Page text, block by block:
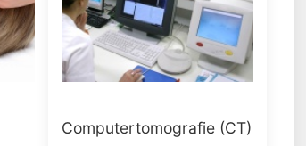
Computertomografie (CT)